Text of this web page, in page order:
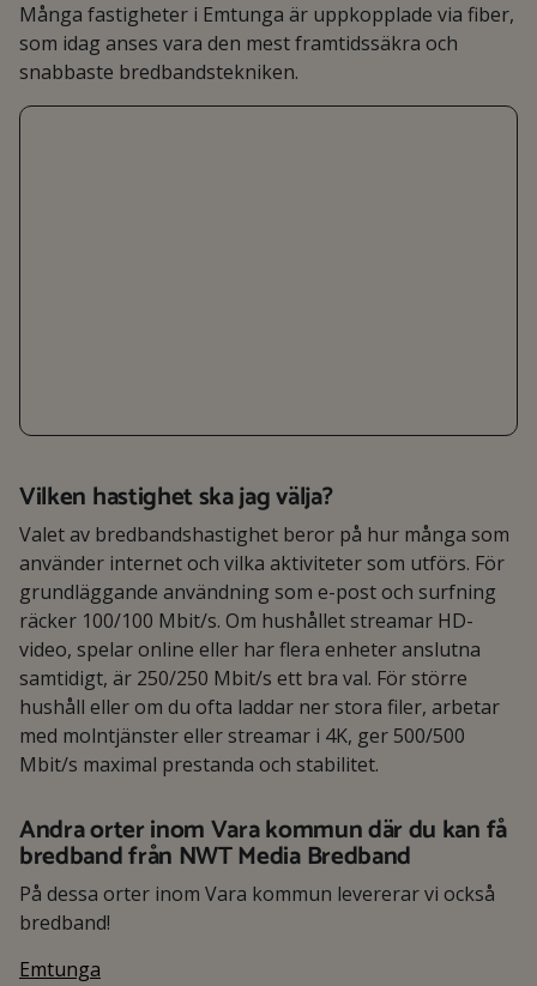
Många fastigheter i Emtunga är uppkopplade via fiber,
som idag anses vara den mest framtidssäkra och
snabbaste bredbandstekniken.
Vilken hastighet ska jag välja?
Valet av bredbandshastighet beror på hur många som
använder internet och vilka aktiviteter som utförs. För
grundläggande användning som e-post och surfning
räcker 100/100 Mbit/s. Om hushållet streamar HD-
video, spelar online eller har flera enheter anslutna
samtidigt, är 250/250 Mbit/s ett bra val. För större
hushåll eller om du ofta laddar ner stora filer, arbetar
med molntjänster eller streamar i 4K, ger 500/500
Mbit/s maximal prestanda och stabilitet.
Andra orter inom Vara kommun där du kan få
bredband från NWT Media Bredband
På dessa orter inom Vara kommun levererar vi också
bredband!
Emtunga